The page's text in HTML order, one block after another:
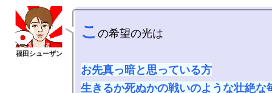
こ の希望の光は
お先真っ暗と思っている方
生きるか死ぬかの戦いのような壮絶な